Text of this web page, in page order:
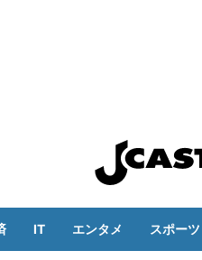
IT エンタメ スポーツ